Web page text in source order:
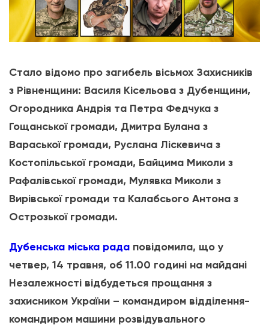
Стало відомо про загибель вісьмох Захисників
з Рівненщини: Василя Кісельова з Дубенщини,
Огородника Андрія та Петра Федчука з
Гощанської громади, Дмитра Булана з
Вараської громади, Руслана Ліскевича з
Костопільської громади, Байцима Миколи з
Рафалівської громади, Мулявка Миколи з
Вирівської громади та Калабсього Антона з
Острозької громади.
Дубенська міська рада повідомила, що у
четвер, 14 травня, об 11.00 годині на майдані
Незалежності відбудеться прощання з
захисником України – командиром відділення-
командиром машини розвідувального